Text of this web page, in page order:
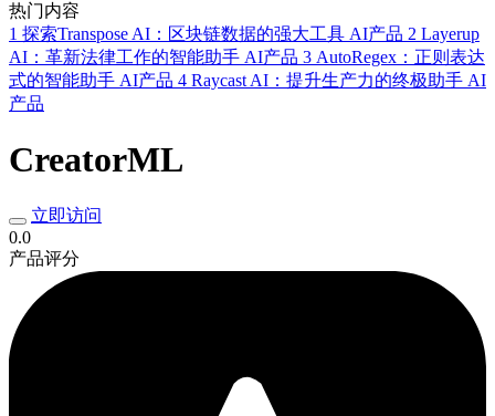
热门内容
1 探索Transpose AI：区块链数据的强大工具 AI产品 2 Layerup
AI：革新法律工作的智能助手 AI产品 3 AutoRegex：正则表达
式的智能助手 AI产品 4 Raycast AI：提升生产力的终极助手 AI
产品
CreatorML
立即访问
0.0
产品评分